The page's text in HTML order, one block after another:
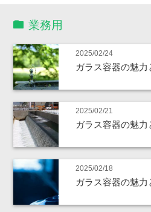
業務用
2025/02/24
ガラス容器の魅
2025/02/21
ガラス容器の魅
2025/02/18
ガラス容器の魅力